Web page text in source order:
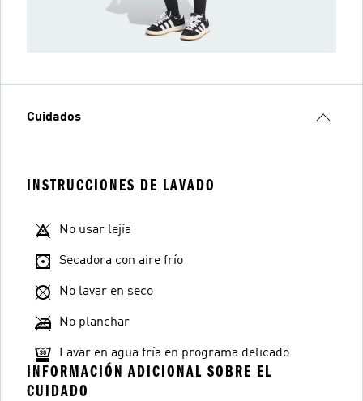
Cuidados
INSTRUCCIONES DE LAVADO
No usar lejía
Secadora con aire frío
No lavar en seco
No planchar
Lavar en agua fría en programa delicado
INFORMACIÓN ADICIONAL SOBRE EL
CUIDADO